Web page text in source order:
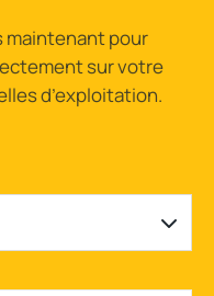
maintenant pour
sur votre
d’exploitation.